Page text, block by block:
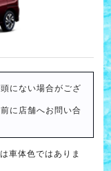
にない場合がござ
に店舗へお問い合
車体色ではありま